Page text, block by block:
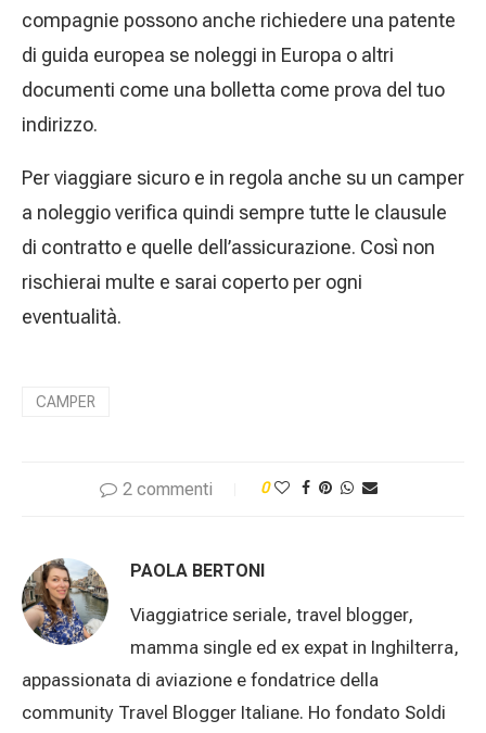
compagnie possono anche richiedere una patente
di guida europea se noleggi in Europa o altri
documenti come una bolletta come prova del tuo
indirizzo.
Per viaggiare sicuro e in regola anche su un camper
a noleggio verifica quindi sempre tutte le clausule
di contratto e quelle dell’assicurazione. Così non
rischierai multe e sarai coperto per ogni
eventualità.
CAMPER
2 commenti 0
PAOLA BERTONI
Viaggiatrice seriale, travel blogger,
mamma single ed ex expat in Inghilterra,
appassionata di aviazione e fondatrice della
community Travel Blogger Italiane. Ho fondato Soldi